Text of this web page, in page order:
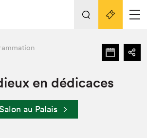
visite au Salon
Nos activités
en dédicaces
au Palais